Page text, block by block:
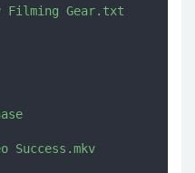
Filming Gear.txt
Success.mkv